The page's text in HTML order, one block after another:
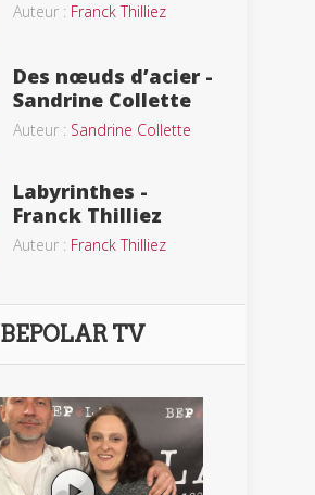
Auteur : Franck Thilliez
Des nœuds d’acier -
Sandrine Collette
Auteur : Sandrine Collette
Labyrinthes -
Franck Thilliez
Auteur : Franck Thilliez
BEPOLAR TV